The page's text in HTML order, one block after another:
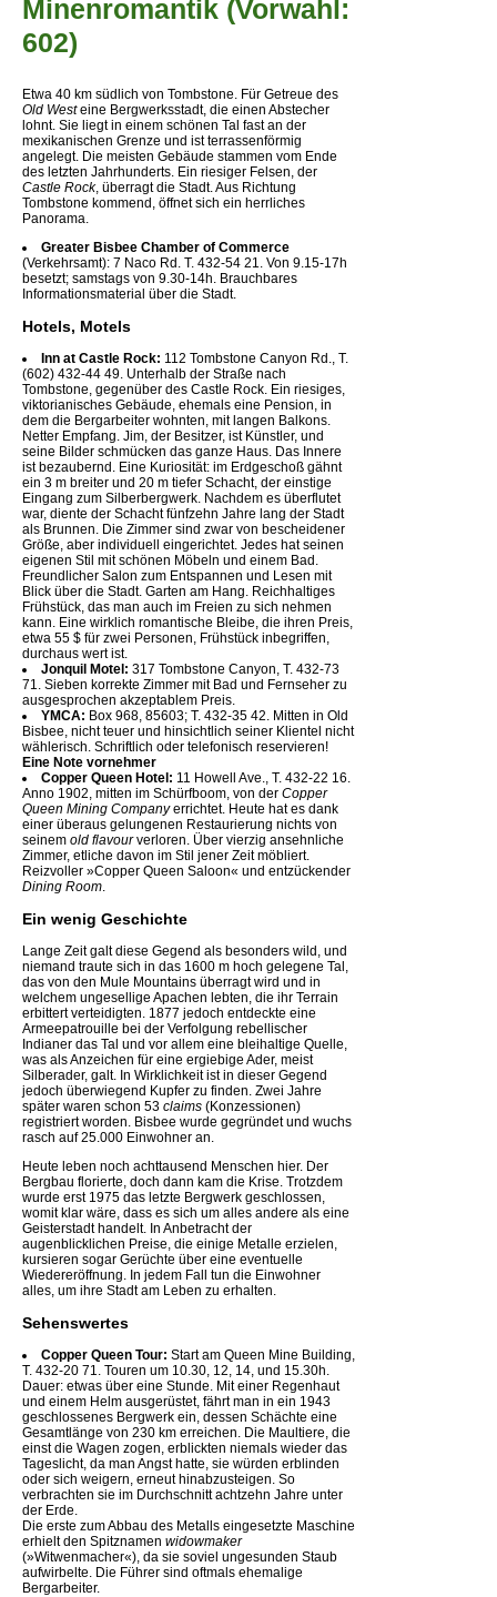
Minenromantik (Vorwahl:
602)
Etwa 40 km südlich von Tombstone. Für Getreue des
Old Westeine Bergwerksstadt, die einen Abstecher
lohnt. Sie liegt in einem schönen Tal fast an der
mexikanischen Grenze und ist terrassenförmig
angelegt. Die meisten Gebäude stammen vom Ende
des letzten Jahrhunderts. Ein riesiger Felsen, der
Castle Rock, überragt die Stadt. Aus Richtung
Tombstone kommend, öffnet sich ein herrliches
Panorama.
Greater Bisbee Chamber of Commerce
(Verkehrsamt): 7 Naco Rd. T. 432-54 21. Von 9.15-17h
besetzt; samstags von 9.30-14h. Brauchbares
Informationsmaterial über die Stadt.
Hotels, Motels
Inn at Castle Rock: 112 Tombstone Canyon Rd., T.
(602) 432-44 49. Unterhalb der Straße nach
Tombstone, gegenüber des Castle Rock. Ein riesiges,
viktorianisches Gebäude, ehemals eine Pension, in
dem die Bergarbeiter wohnten, mit langen Balkons.
Netter Empfang. Jim, der Besitzer, ist Künstler, und
seine Bilder schmücken das ganze Haus. Das Innere
ist bezaubernd. Eine Kuriosität: im Erdgeschoß gähnt
ein 3 m breiter und 20 m tiefer Schacht, der einstige
Eingang zum Silberbergwerk. Nachdem es überflutet
war, diente der Schacht fünfzehn Jahre lang der Stadt
als Brunnen. Die Zimmer sind zwar von bescheidener
Größe, aber individuell eingerichtet. Jedes hat seinen
eigenen Stil mit schönen Möbeln und einem Bad.
Freundlicher Salon zum Entspannen und Lesen mit
Blick über die Stadt. Garten am Hang. Reichhaltiges
Frühstück, das man auch im Freien zu sich nehmen
kann. Eine wirklich romantische Bleibe, die ihren Preis,
etwa 55 $ für zwei Personen, Frühstück inbegriffen,
durchaus wert ist.
Jonquil Motel: 317 Tombstone Canyon, T. 432-73
71. Sieben korrekte Zimmer mit Bad und Fernseher zu
ausgesprochen akzeptablem Preis.
YMCA: Box 968, 85603; T. 432-35 42. Mitten in Old
Bisbee, nicht teuer und hinsichtlich seiner Klientel nicht
wählerisch. Schriftlich oder telefonisch reservieren!
Eine Note vornehmer
Copper Queen Hotel: 11 Howell Ave., T. 432-22 16.
Anno 1902, mitten im Schürfboom, von der Copper
Queen Mining Companyerrichtet. Heute hat es dank
einer überaus gelungenen Restaurierung nichts von
seinem old flavourverloren. Über vierzig ansehnliche
Zimmer, etliche davon im Stil jener Zeit möbliert.
Reizvoller »Copper Queen Saloon« und entzückender
Dining Room
Ein wenig Geschichte
Lange Zeit galt diese Gegend als besonders wild, und
niemand traute sich in das 1600 m hoch gelegene Tal,
das von den Mule Mountains überragt wird und in
welchem ungesellige Apachen lebten, die ihr Terrain
erbittert verteidigten. 1877 jedoch entdeckte eine
Armeepatrouille bei der Verfolgung rebellischer
Indianer das Tal und vor allem eine bleihaltige Quelle,
was als Anzeichen für eine ergiebige Ader, meist
Silberader, galt. In Wirklichkeit ist in dieser Gegend
jedoch überwiegend Kupfer zu finden. Zwei Jahre
später waren schon 53 claims (Konzessionen)
registriert worden. Bisbee wurde gegründet und wuchs
rasch auf 25.000 Einwohner an.
Heute leben noch achttausend Menschen hier. Der
Bergbau florierte, doch dann kam die Krise. Trotzdem
wurde erst 1975 das letzte Bergwerk geschlossen,
womit klar wäre, dass es sich um alles andere als eine
Geisterstadt handelt. In Anbetracht der
augenblicklichen Preise, die einige Metalle erzielen,
kursieren sogar Gerüchte über eine eventuelle
Wiedereröffnung. In jedem Fall tun die Einwohner
alles, um ihre Stadt am Leben zu erhalten.
Sehenswertes
Copper Queen Tour: Start am Queen Mine Building,
T. 432-20 71. Touren um 10.30, 12, 14, und 15.30h.
Dauer: etwas über eine Stunde. Mit einer Regenhaut
und einem Helm ausgerüstet, fährt man in ein 1943
geschlossenes Bergwerk ein, dessen Schächte eine
Gesamtlänge von 230 km erreichen. Die Maultiere, die
einst die Wagen zogen, erblickten niemals wieder das
Tageslicht, da man Angst hatte, sie würden erblinden
oder sich weigern, erneut hinabzusteigen. So
verbrachten sie im Durchschnitt achtzehn Jahre unter
der Erde.
Die erste zum Abbau des Metalls eingesetzte Maschine
erhielt den Spitznamen widowmaker
(»Witwenmacher«), da sie soviel ungesunden Staub
aufwirbelte. Die Führer sind oftmals ehemalige
Bergarbeiter.